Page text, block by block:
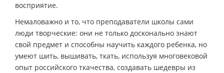
восприятие.
Немаловажно и то, что преподаватели школы сами
люди творческие: они не только досконально знают
свой предмет и способны научить каждого ребенка, но
умеют шить, вышивать, ткать, используя многовековой
опыт российского ткачества, создавать шедевры из